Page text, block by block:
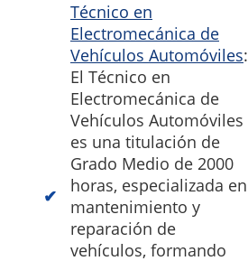
Técnico en
Electromecánica de
Vehículos Automóviles:
El Técnico en
Electromecánica de
Vehículos Automóviles
es una titulación de
Grado Medio de 2000
horas, especializada en
mantenimiento y
reparación de
vehículos, formando